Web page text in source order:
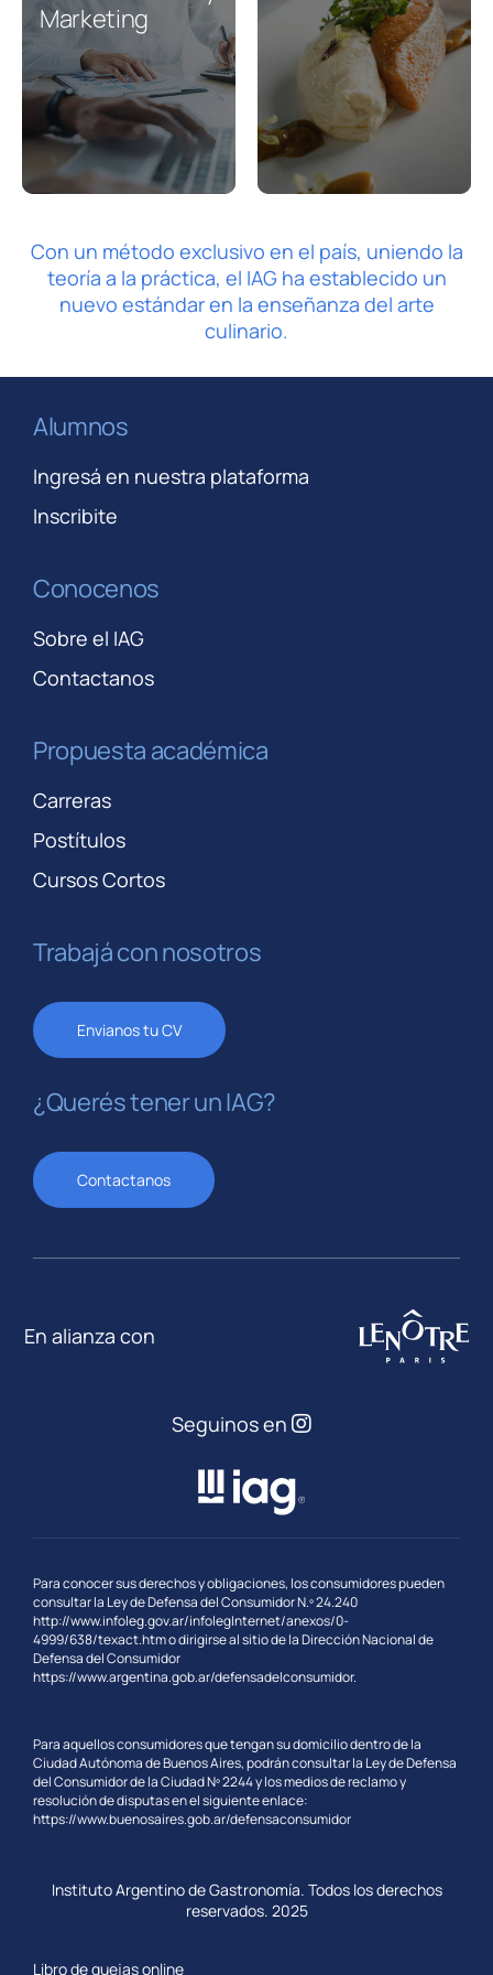
Inscribite Online
Marketing
Con un método exclusivo en el país, uniendo la
teoría a la práctica, el IAG ha establecido un
nuevo estándar en la enseñanza del arte
culinario.
Alumnos
Ingresá en nuestra plataforma
Inscribite
Conocenos
Sobre el IAG
Contactanos
Propuesta académica
Carreras
Postítulos
Cursos Cortos
Trabajá con nosotros
Envianos tu CV
¿Querés tener un IAG?
Contactanos
Seguinos en
En alianza con
Para conocer sus derechos y obligaciones, los consumidores pueden
consultar la Ley de Defensa del Consumidor N.º 24.240
http://www.infoleg.gov.ar/infolegInternet/anexos/0-
4999/638/texact.htmo dirigirse al sitio de la Dirección Nacional de
Defensa del Consumidor
https://www.argentina.gob.ar/defensadelconsumidor.
Para aquellos consumidores que tengan su domicilio dentro de la
Ciudad Autónoma de Buenos Aires, podrán consultar la Ley de Defensa
del Consumidor de la Ciudad Nº 2244 y los medios de reclamo y
resolución de disputas en el siguiente enlace:
https://www.buenosaires.gob.ar/defensaconsumidor
Libro de quejas online
Instituto Argentino de Gastronomía. Todos los derechos
reservados. 2025